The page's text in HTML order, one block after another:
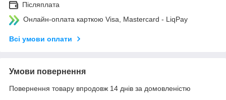
Післяплата
Онлайн-оплата карткою Visa, Mastercard - LiqPay
Всі умови оплати
Умови повернення
Повернення товару впродовж 14 днів за домовленістю